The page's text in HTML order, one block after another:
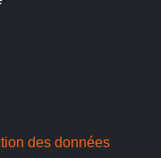
des données